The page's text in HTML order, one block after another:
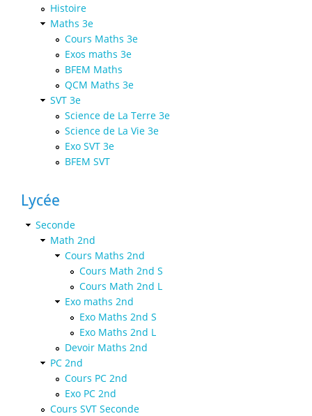
Histoire
Maths 3e
Cours Maths 3e
Exos maths 3e
BFEM Maths
QCM Maths 3e
SVT 3e
Science de La Terre 3e
Science de La Vie 3e
Exo SVT 3e
BFEM SVT
Lycée
Seconde
Math 2nd
Cours Maths 2nd
Cours Math 2nd S
Cours Math 2nd L
Exo maths 2nd
Exo Maths 2nd S
Exo Maths 2nd L
Devoir Maths 2nd
PC 2nd
Cours PC 2nd
Exo PC 2nd
Cours SVT Seconde